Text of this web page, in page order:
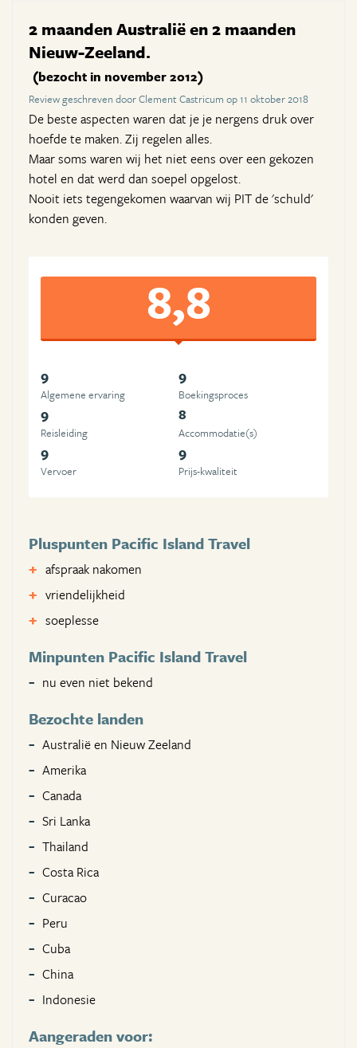
2 maanden Australië en 2 maanden
Nieuw-Zeeland.
(bezocht in november 2012)
Review geschreven door Clement Castricum op 11 oktober 2018
De beste aspecten waren dat je je nergens druk over
hoefde te maken. Zij regelen alles.
Maar soms waren wij het niet eens over een gekozen
hotel en dat werd dan soepel opgelost.
Nooit iets tegengekomen waarvan wij PIT de 'schuld'
konden geven.
8,8
9
Algemene ervaring
9
Boekingsproces
9
Reisleiding
8
Accommodatie(s)
9
Vervoer
9
Prijs-kwaliteit
Pluspunten Pacific Island Travel
afspraak nakomen
vriendelijkheid
soeplesse
Minpunten Pacific Island Travel
nu even niet bekend
Bezochte landen
Australië en Nieuw Zeeland
Amerika
Canada
Sri Lanka
Thailand
Costa Rica
Curacao
Peru
Cuba
China
Indonesie
Aangeraden voor: